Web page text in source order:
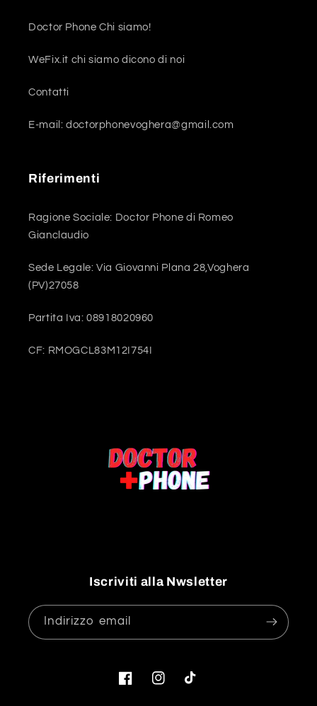
Doctor Phone Chi siamo!
WeFix.it chi siamo dicono di noi
Contatti
E-mail: doctorphonevoghera@gmail.com
Riferimenti
Ragione Sociale: Doctor Phone di Romeo
Gianclaudio
Sede Legale: Via Giovanni Plana 28,Voghera
(PV)27058
Partita Iva: 08918020960
CF: RMOGCL83M12I754I
Iscriviti alla Nwsletter
Indirizzo email
FacebookInstagramTikTok